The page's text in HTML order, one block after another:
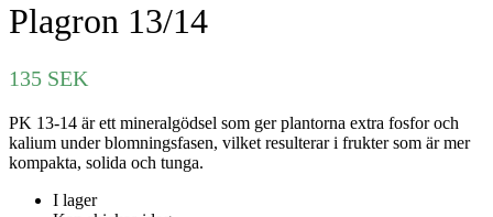
Plagron 13/14
135 SEK
PK 13-14 är ett mineralgödsel som ger plantorna extra fosfor och
kalium under blomningsfasen, vilket resulterar i frukter som är mer
kompakta, solida och tunga.
I lager